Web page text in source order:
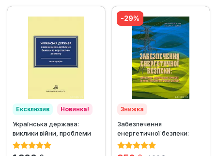
Ексклюзив Новинка!
Українська держава:
виклики війни, проблеми
безпеки та перспективи
Знижка
Забезпечення
енергетичної безпеки:
теоретичні, міжнародно-
-29%